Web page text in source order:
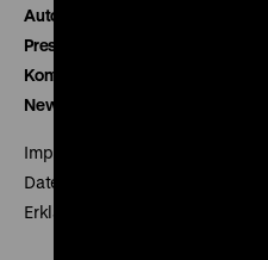
Autor*innen
Presse
Kontakt
Newsletter
Impressum
Datenschutz
Erklärung digitale Barrierefreiheit